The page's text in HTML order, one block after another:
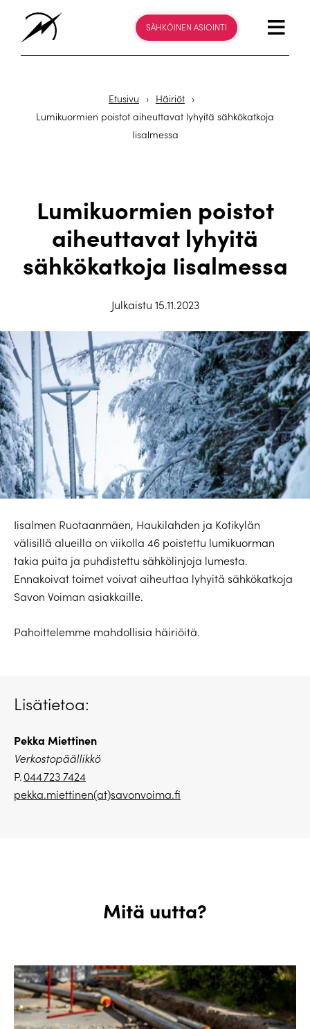
SÄHKÖINEN ASIOINTI
Etusivu › Häiriöt ›
Lumikuormien poistot aiheuttavat lyhyitä sähkökatkoja
Iisalmessa
Lumikuormien poistot
aiheuttavat lyhyitä
sähkökatkoja Iisalmessa
Julkaistu 15.11.2023
Iisalmen Ruotaanmäen, Haukilahden ja Kotikylän
välisillä alueilla on viikolla 46 poistettu lumikuorman
takia puita ja puhdistettu sähkölinjoja lumesta.
Ennakoivat toimet voivat aiheuttaa lyhyitä sähkökatkoja
Savon Voiman asiakkaille.
Pahoittelemme mahdollisia häiriöitä.
Lisätietoa:
Pekka Miettinen
Verkostopäällikkö
P.044 723 7424
pekka.miettinen(at)savonvoima.fi
Mitä uutta?